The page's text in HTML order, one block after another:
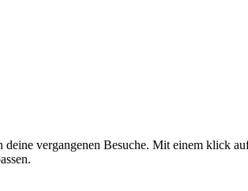
vergangenen Besuche. Mit einem klick